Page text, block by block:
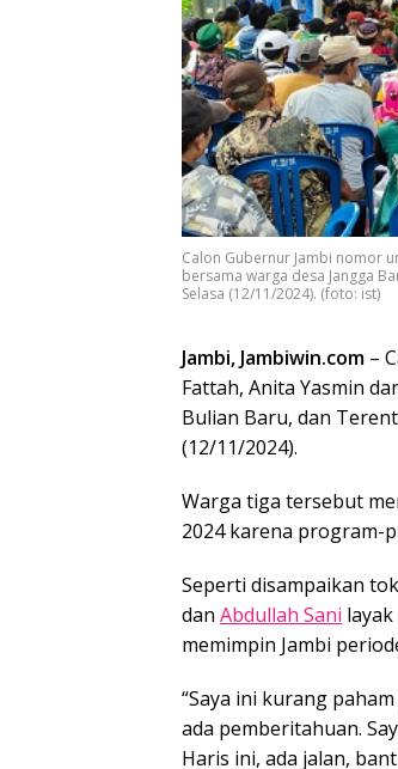
Calon Gubernur Jambi nomor
bersama warga desa Jangga
Selasa (12/11/2024). (foto: ist)
Jambi, Jambiwin.com –
Fattah, Anita Yasmin
Bulian Baru, dan
(12/11/2024).
Warga tiga tersebut
2024 karena program-
Seperti disampaikan
dan Abdullah Sani
memimpin Jambi
“Saya ini kurang
ada pemberitahuan.
Haris ini, ada jalan,